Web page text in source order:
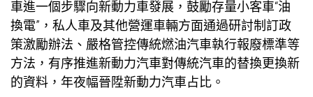
車進一個步驟向新動力車發展，鼓勵存量小客車“油
換電”，私人車及其他營運車輛方面通過研討制訂政
策激勵辦法、嚴格管控傳統燃油汽車執行報廢標準等
方法，有序推進新動力汽車對傳統汽車的替換更換新
的資料，年夜幅晉陞新動力汽車占比。